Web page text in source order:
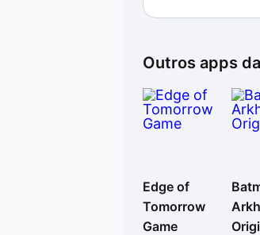
Outros apps da
Edge of
Tomorrow
Game